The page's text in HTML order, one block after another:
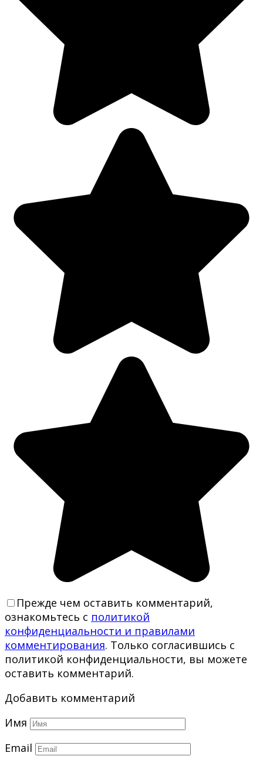
Прежде чем оставить комментарий,
ознакомьтесь с политикой
конфиденциальности и правилами
комментирования. Только согласившись с
политикой конфиденциальности, вы можете
оставить комментарий.
Добавить комментарий
Имя
Email